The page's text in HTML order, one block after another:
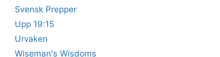
Svensk Prepper
Upp 19:15
Urvaken
Wiseman's Wisdoms